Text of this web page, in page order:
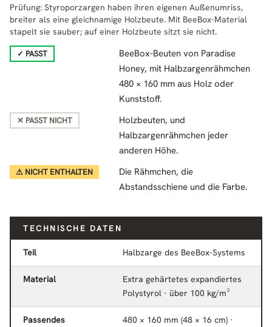
Prüfung: Styroporzargen haben ihren eigenen Außenumriss,
breiter als eine gleichnamige Holzbeute. Mit BeeBox-Material
stapelt sie sauber; auf einer Holzbeute sitzt sie nicht.
✓ PASST
BeeBox-Beuten von Paradise
Honey, mit Halbzargenrähmchen
480 × 160 mm aus Holz oder
Kunststoff.
✕ PASST NICHT
Holzbeuten, und
Halbzargenrähmchen jeder
anderen Höhe.
⚠ NICHT ENTHALTEN
Die Rähmchen, die
Abstandsschiene und die Farbe.
TECHNISCHE DATEN
Teil Halbzarge des BeeBox-Systems
Material
Extra gehärtetes expandiertes
Polystyrol · über 100 kg/m³
Passendes
480 × 160 mm (48 × 16 cm) ·